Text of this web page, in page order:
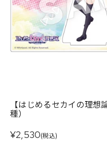
【はじめるセカイの理
種）
¥2,530(税込)